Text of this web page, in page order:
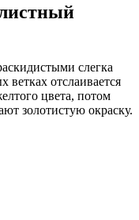
слегка
отслаивается
цвета, потом
золотистую окраску.